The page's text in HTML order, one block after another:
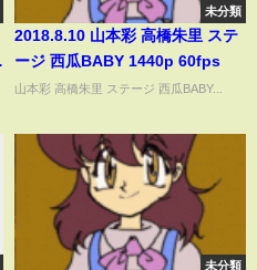
未分類
2018.8.10 山本彩 高橋朱里 ステ
ージ 西瓜BABY 1440p 60fps
山本彩 高橋朱里 ステージ 西瓜BABY...
未分類